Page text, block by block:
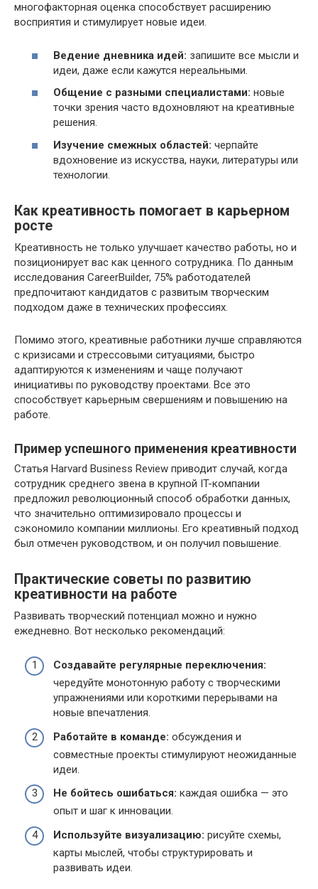
многофакторная оценка способствует расширению
восприятия и стимулирует новые идеи.
Ведение дневника идей: запишите все мысли и
идеи, даже если кажутся нереальными.
Общение с разными специалистами: новые
точки зрения часто вдохновляют на креативные
решения.
Изучение смежных областей: черпайте
вдохновение из искусства, науки, литературы или
технологии.
Как креативность помогает в карьерном
росте
Креативность не только улучшает качество работы, но и
позиционирует вас как ценного сотрудника. По данным
исследования CareerBuilder, 75% работодателей
предпочитают кандидатов с развитым творческим
подходом даже в технических профессиях.
Помимо этого, креативные работники лучше справляются
с кризисами и стрессовыми ситуациями, быстро
адаптируются к изменениям и чаще получают
инициативы по руководству проектами. Все это
способствует карьерным свершениям и повышению на
работе.
Пример успешного применения креативности
Статья Harvard Business Review приводит случай, когда
сотрудник среднего звена в крупной IT-компании
предложил революционный способ обработки данных,
что значительно оптимизировало процессы и
сэкономило компании миллионы. Его креативный подход
был отмечен руководством, и он получил повышение.
Практические советы по развитию
креативности на работе
Развивать творческий потенциал можно и нужно
ежедневно. Вот несколько рекомендаций:
Создавайте регулярные переключения:
чередуйте монотонную работу с творческими
упражнениями или короткими перерывами на
новые впечатления.
Работайте в команде: обсуждения и
совместные проекты стимулируют неожиданные
идеи.
Не бойтесь ошибаться: каждая ошибка — это
опыт и шаг к инновации.
Используйте визуализацию: рисуйте схемы,
карты мыслей, чтобы структурировать и
развивать идеи.